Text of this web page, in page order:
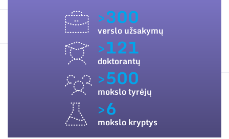
organizacijose bei asociacijose
SUSISIEKITE SU MUMIS
>300
verslo užsakymų
>121
doktorantų
>500
mokslo tyrėjų
>6
mokslo kryptys